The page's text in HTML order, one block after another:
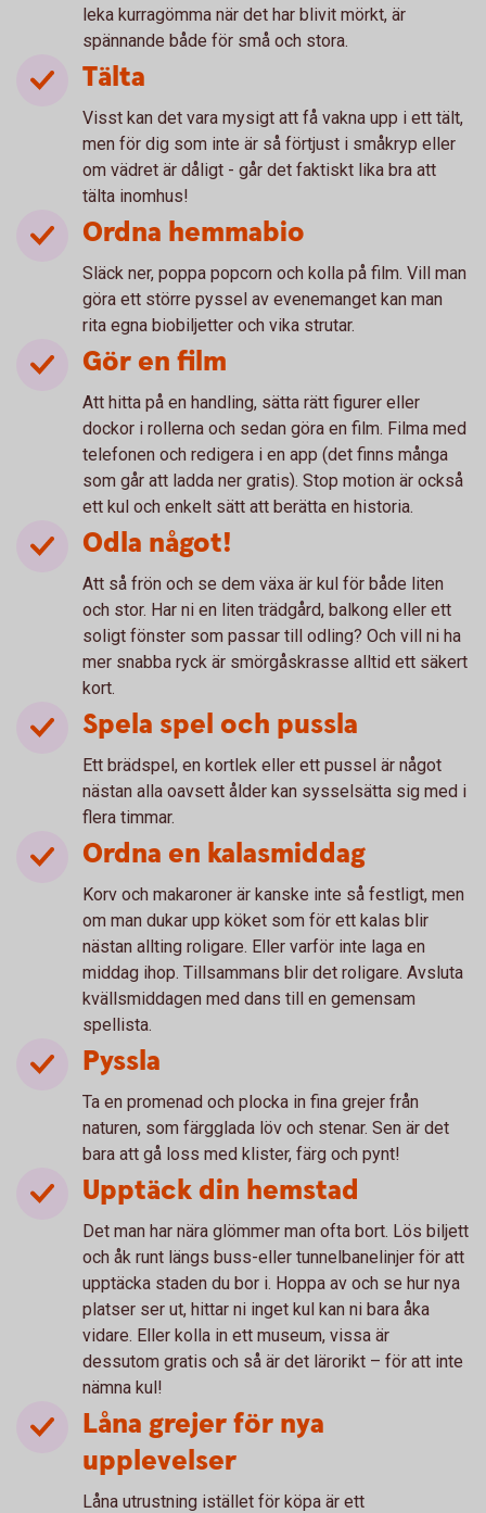
leka kurragömma när det har blivit mörkt, är
spännande både för små och stora.
Tälta
Visst kan det vara mysigt att få vakna upp i ett tält,
men för dig som inte är så förtjust i småkryp eller
om vädret är dåligt - går det faktiskt lika bra att
tälta inomhus!
Ordna hemmabio
Släck ner, poppa popcorn och kolla på film. Vill man
göra ett större pyssel av evenemanget kan man
rita egna biobiljetter och vika strutar.
Gör en film
Att hitta på en handling, sätta rätt figurer eller
dockor i rollerna och sedan göra en film. Filma med
telefonen och redigera i en app (det finns många
som går att ladda ner gratis). Stop motion är också
ett kul och enkelt sätt att berätta en historia.
Odla något!
Att så frön och se dem växa är kul för både liten
och stor. Har ni en liten trädgård, balkong eller ett
soligt fönster som passar till odling? Och vill ni ha
mer snabba ryck är smörgåskrasse alltid ett säkert
kort.
Spela spel och pussla
Ett brädspel, en kortlek eller ett pussel är något
nästan alla oavsett ålder kan sysselsätta sig med i
flera timmar.
Ordna en kalasmiddag
Korv och makaroner är kanske inte så festligt, men
om man dukar upp köket som för ett kalas blir
nästan allting roligare. Eller varför inte laga en
middag ihop. Tillsammans blir det roligare. Avsluta
kvällsmiddagen med dans till en gemensam
spellista.
Pyssla
Ta en promenad och plocka in fina grejer från
naturen, som färgglada löv och stenar. Sen är det
bara att gå loss med klister, färg och pynt!
Upptäck din hemstad
Det man har nära glömmer man ofta bort. Lös biljett
och åk runt längs buss-eller tunnelbanelinjer för att
upptäcka staden du bor i. Hoppa av och se hur nya
platser ser ut, hittar ni inget kul kan ni bara åka
vidare. Eller kolla in ett museum, vissa är
dessutom gratis och så är det lärorikt – för att inte
nämna kul!
Låna grejer för nya
upplevelser
Låna utrustning istället för köpa är ett